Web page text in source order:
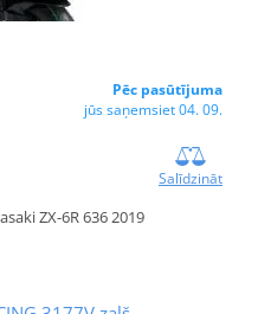
Pēc pasūtījuma
jūs saņemsiet 04. 09.
Salīdzināt
ZX-6R 636 2019